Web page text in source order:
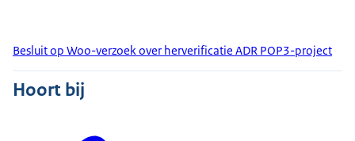
Besluit op Woo-verzoek over herverificatie ADR POP3-project
Hoort bij